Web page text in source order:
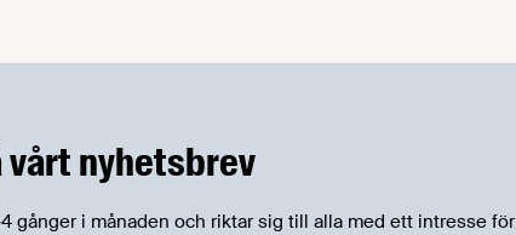
vårt nyhetsbrev
gånger i månaden och riktar sig till alla med ett intresse för